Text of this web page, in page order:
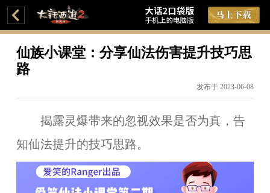
仙族小课堂：分享仙法伤害提升技巧思
路
发布于 2023-06-08
揭露灵爆带来的忽视效果是否为真，告
知仙法提升的技巧思路。